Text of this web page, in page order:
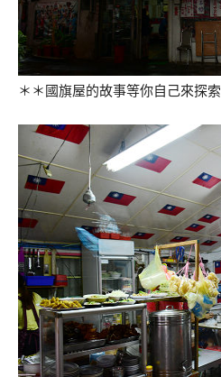
＊＊國旗屋的故事等你自己來探索